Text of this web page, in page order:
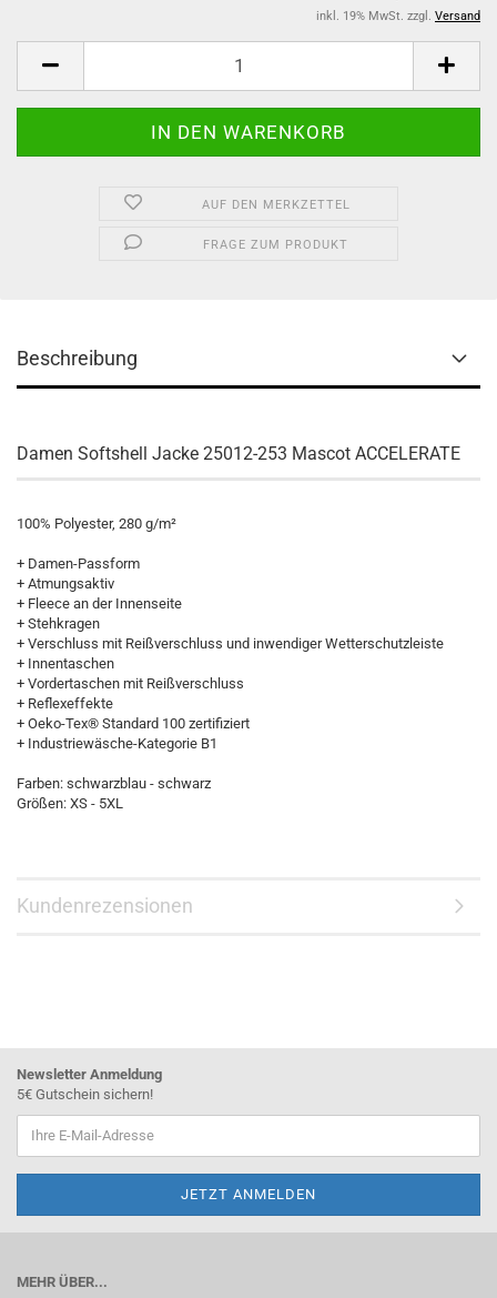
inkl. 19% MwSt. zzgl. Versand
AUF DEN MERKZETTEL
FRAGE ZUM PRODUKT
Beschreibung
Damen Softshell Jacke 25012-253 Mascot ACCELERATE
100% Polyester, 280 g/m²
+ Damen-Passform
+ Atmungsaktiv
+ Fleece an der Innenseite
+ Stehkragen
+ Verschluss mit Reißverschluss und inwendiger Wetterschutzleiste
+ Innentaschen
+ Vordertaschen mit Reißverschluss
+ Reflexeffekte
+ Oeko-Tex® Standard 100 zertifiziert
+ Industriewäsche-Kategorie B1
Farben: schwarzblau - schwarz
Größen: XS - 5XL
Kundenrezensionen
Newsletter Anmeldung
5€ Gutschein sichern!
MEHR ÜBER...